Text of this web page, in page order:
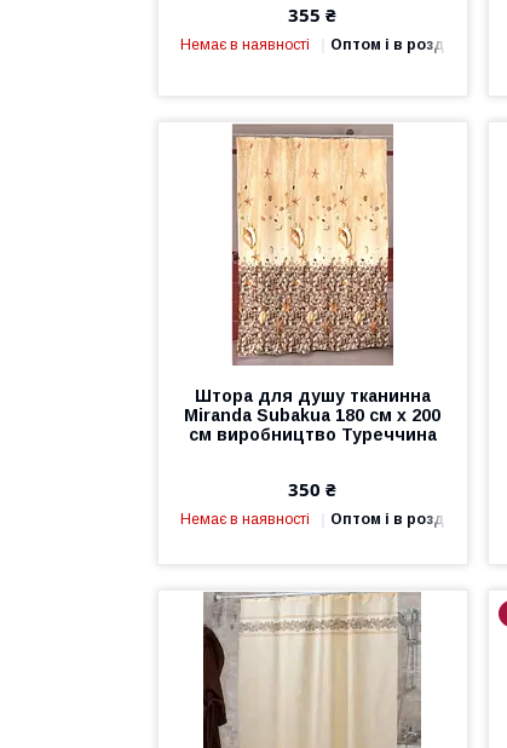
355 ₴
Немає в наявності Оптом і в роздріб
Штора для душу тканинна
Miranda Subakua 180 см х 200
см виробництво Туреччина
350 ₴
Немає в наявності Оптом і в роздріб